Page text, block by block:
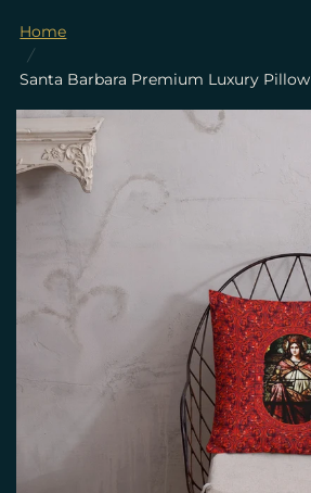
Home
/
Santa Barbara Premium Luxury Pillow